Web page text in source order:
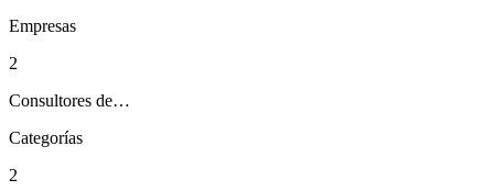
Empresas
2
Consultores de…
Categorías
2